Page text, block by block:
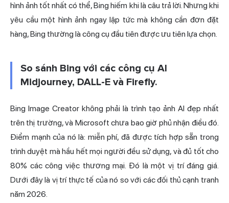
hình ảnh tốt nhất có thể, Bing hiếm khi là câu trả lời. Nhưng khi
yêu cầu một hình ảnh ngay lập tức mà không cần đơn đặt
hàng, Bing thường là công cụ đầu tiên được ưu tiên lựa chọn.
So sánh Bing với các công cụ AI
Midjourney, DALL-E và Firefly.
Bing Image Creator không phải là trình tạo ảnh AI đẹp nhất
trên thị trường, và Microsoft chưa bao giờ phủ nhận điều đó.
Điểm mạnh của nó là: miễn phí, đã được tích hợp sẵn trong
trình duyệt mà hầu hết mọi người đều sử dụng, và đủ tốt cho
80% các công việc thương mại. Đó là một vị trí đáng giá.
Dưới đây là vị trí thực tế của nó so với các đối thủ cạnh tranh
năm 2026.